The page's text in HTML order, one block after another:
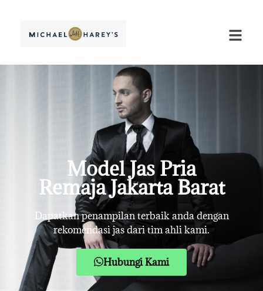
Model Jas Pria
Remaja Jakarta Barat
Dapatkan penampilan terbaik anda dengan
rekomendasi jas dari tim ahli kami.
Hubungi Kami